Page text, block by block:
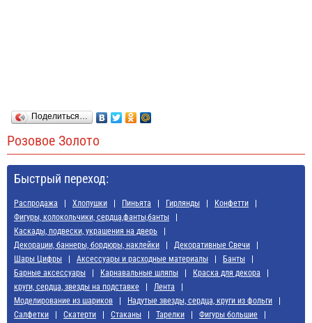
Поделиться…
Розовое Золото
Быстрый переход:
Распродажа Хлопушки Пиньята Гирлянды
Конфетти
Фигуры, колокольчики, сердца,фанты,банты
Каскады, подвески, украшения на дверь
Декорации, баннеры, бордюры, наклейки
Декоративные Свечи
Шары Цифры
Аксессуары и расходные материалы
Банты
Барные аксессуары
Карнавальные шляпы
Краска для декора
круги, сердца, звезды на подставке
Лента
Моделирование из шариков
Надутые звезды, сердца, круги из фольги
Салфетки
Скатерти Стаканы Тарелки
Фигуры большие